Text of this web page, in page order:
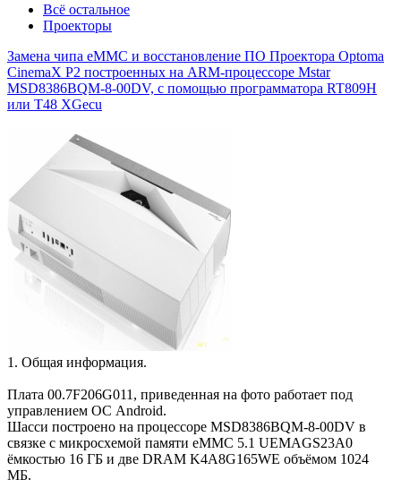
Всё остальное
Проекторы
Замена чипа eMMC и восстановление ПО Проектора Optoma
CinemaX P2 построенных на ARM-процессоре Mstar
MSD8386BQM-8-00DV, с помощью программатора RT809H
или T48 XGecu
1. Общая информация.
Плата 00.7F206G011, приведенная на фото работает под
управлением ОС Android.
Шасси построено на процессоре MSD8386BQM-8-00DV в
связке с микросхемой памяти eMMC 5.1 UEMAGS23A0
ёмкостью 16 ГБ и две DRAM K4A8G165WE объёмом 1024
МБ.